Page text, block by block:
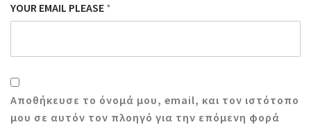
YOUR EMAIL PLEASE *
Αποθήκευσε το όνομά μου, email, και τον ιστότοπο
μου σε αυτόν τον πλοηγό για την επόμενη φορά